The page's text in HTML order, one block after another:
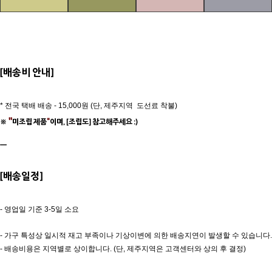
[배송비 안내]
* 전국 택배 배송 - 15,000원 (단, 제주지역 도선료 착불)
※ "미조립 제품"이며, [조립도] 참고해주세요 :)
ㅡ
[배송일정]
- 영업일 기준 3-5일 소요
- 가구 특성상 일시적 재고 부족이나 기상이변에 의한 배송지연이 발생할 수 있습니다.
- 배송비용은 지역별로 상이합니다. (단, 제주지역은 고객센터와 상의 후 결정)